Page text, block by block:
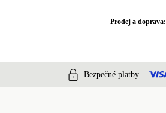
Prodej a doprava:
Bezpečné platby